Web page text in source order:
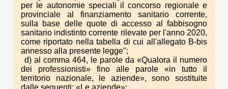
per le autonomie speciali il concorso regionale e
provinciale al finanziamento sanitario corrente,
sulla base delle quote di accesso al fabbisogno
sanitario indistinto corrente rilevate per l'anno 2020,
come riportato nella tabella di cui all'allegato B-bis
annesso alla presente legge";
d) al comma 464, le parole da «Qualora il numero
dei professionisti» fino alle parole «in tutto il
territorio nazionale, le aziende», sono sostituite
dalle seguenti: «Le aziende»;